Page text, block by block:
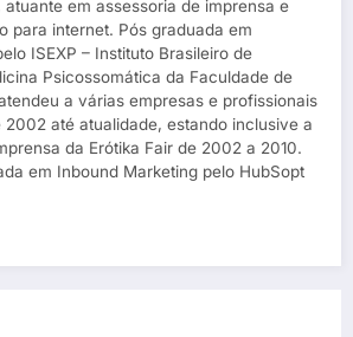
atuante em assessoria de imprensa e
para internet. Pós graduada em
ISEXP – Instituto Brasileiro de
Psicossomática da Faculdade de
a várias empresas e profissionais
até atualidade, estando inclusive a
da Erótika Fair de 2002 a 2010.
em Inbound Marketing pelo HubSopt